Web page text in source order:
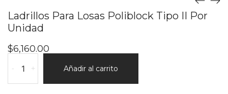
Ladrillos Para Losas Poliblock Tipo II Por
Unidad
$6,160.00
-
Para
Losas
+ Añadir al carrito